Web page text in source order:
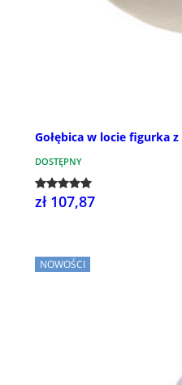
Gołębica w locie figurka
DOSTĘPNY
zł 107,87
NOWOŚCI